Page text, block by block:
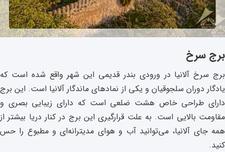
برج سرخ
برج سرخ آلانیا در ورودی بندر قدیمی این شهر واقع شده است که
یادگار دوران سلجوقیان و یکی از نمادهای ماندگار آلانیا است. این برج
دارای طراحی خاص هشت ضلعی است که دارای زیبایی بصری و
مقاومت بالایی است. به علت قرارگیری این برج در کنار دریا بیشتر از
همه جای آلانیا، می‌توانید آب و هوای مدیترانه‌ای و مطبوع را حس
کنید.